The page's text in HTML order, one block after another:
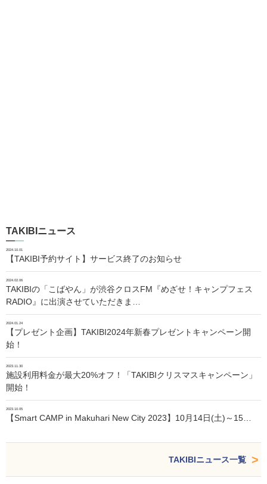
TAKIBIニュース
2024.10.01
【TAKIBI予約サイト】サービス終了のお知らせ
2024.02.06
TAKIBIの「こばやん」が渋谷クロスFM『めざせ！キャンプフェス
RADIO』に出演させていただきま…
2024.01.24
【プレゼント企画】TAKIBI2024年新春プレゼントキャンペーン開
始！
2023.11.30
施設利用料金が最大20%オフ！「TAKIBIクリスマスキャンペーン」
開始！
2023.10.05
【Smart CAMP in Makuhari New City 2023】10月14日(土)～15…
TAKIBIニュース一覧